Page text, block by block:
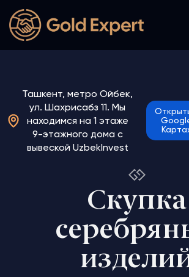
Ташкент, метро Ойбек,
ул. Шахрисабз 11. Мы
находимся на 1 этаже
9-этажного дома с
вывеской UzbekInvest
Скупка